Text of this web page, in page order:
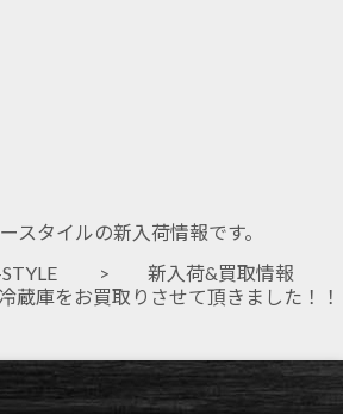
スタイルの新入荷情報です。
STYLE
> 新入荷&買取情報
庫をお買取りさせて頂きました！！